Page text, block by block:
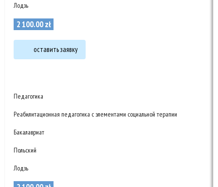
Лодзь
2 100.00zł
оставить заявку
Педагогика
Реабилитационная педагогика с элементами социальной терапии
Бакалавриат
Польский
Лодзь